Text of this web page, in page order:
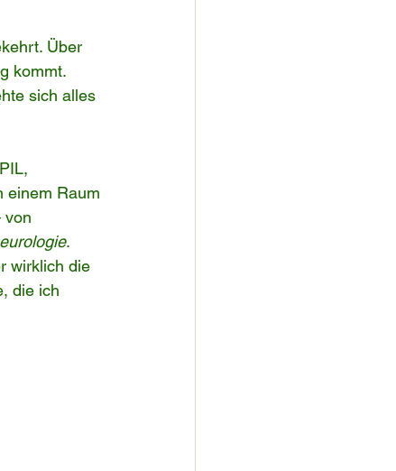
Über
kommt.
sich alles
einem Raum
von
.
wirklich die
die ich